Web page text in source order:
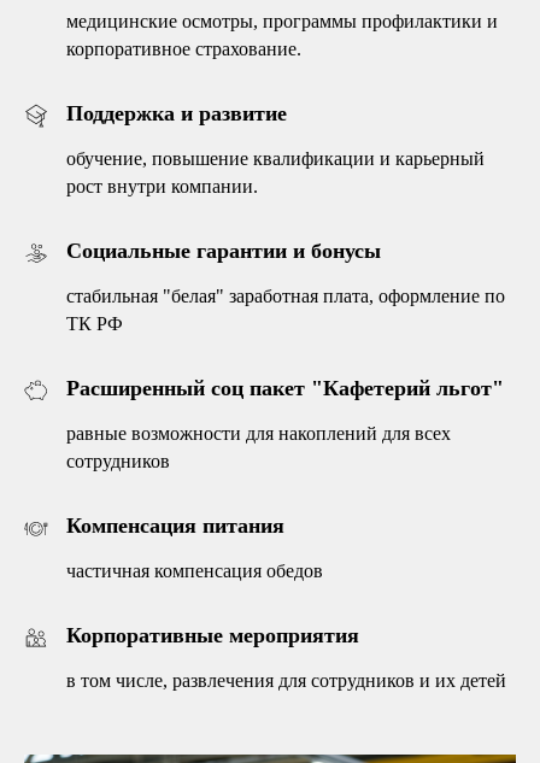
медицинские осмотры, программы профилактики и
корпоративное страхование.
Поддержка и развитие
обучение, повышение квалификации и карьерный
рост внутри компании.
Социальные гарантии и бонусы
стабильная "белая" заработная плата, оформление по
ТК РФ
Расширенный соц пакет "Кафетерий льгот"
равные возможности для накоплений для всех
сотрудников
Компенсация питания
частичная компенсация обедов
Корпоративные мероприятия
в том числе, развлечения для сотрудников и их детей